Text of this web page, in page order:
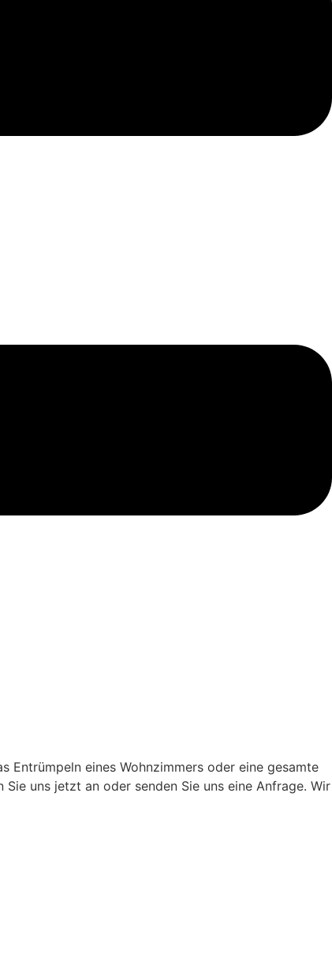
Entrümpeln eines Wohnzimmers oder eine gesamte
uns jetzt an oder senden Sie uns eine Anfrage. Wir